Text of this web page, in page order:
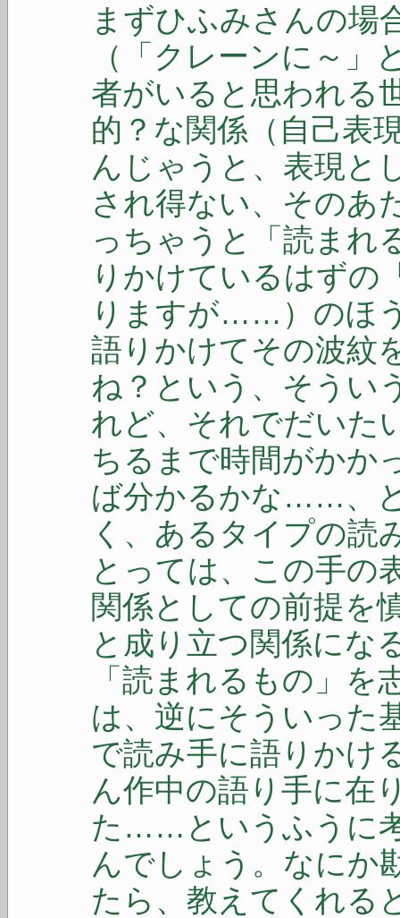
まずひふみさんの場
（「クレーンに～」
者がいると思われる
的？な関係（自己表
んじゃうと、表現と
され得ない、そのあ
っちゃうと「読まれ
りかけているはずの
りますが……）のほ
語りかけてその波紋
ね？という、そうい
れど、それでだいた
ちるまで時間がかか
ば分かるかな……、
く、あるタイプの読
とっては、この手の
関係としての前提を
と成り立つ関係にな
「読まれるもの」
は、逆にそういった
で読み手に語りかけ
ん作中の語り手に在
た……というふうに
んでしょう。なにか
たら、教えてくれる